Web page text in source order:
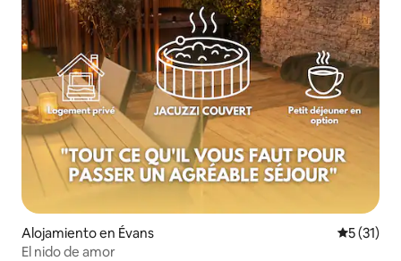
Alojamiento en Évans
5 (31)
El nido de amor